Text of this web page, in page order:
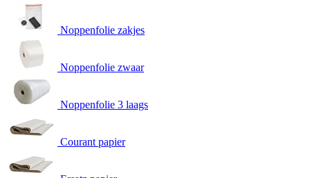
Noppenfolie zakjes
Noppenfolie zwaar
Noppenfolie 3 laags
Courant papier